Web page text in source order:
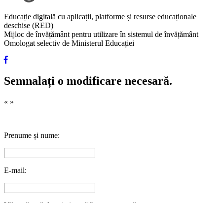
Educație digitală cu aplicații, platforme și resurse educaționale
deschise (RED)
Mijloc de învățământ pentru utilizare în sistemul de învățământ
Omologat selectiv de Ministerul Educației
Semnalați o modificare necesară.
« »
Prenume și nume:
E-mail: